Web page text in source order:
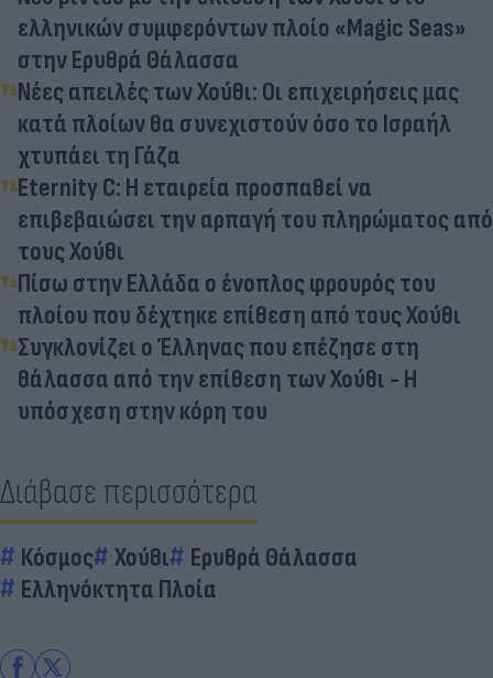
ελληνικών συμφερόντων πλοίο «Magic Seas»
στην Ερυθρά Θάλασσα
Νέες απειλές των Χούθι: Οι επιχειρήσεις μας
κατά πλοίων θα συνεχιστούν όσο το Ισραήλ
χτυπάει τη Γάζα
Eternity C: Η εταιρεία προσπαθεί να
επιβεβαιώσει την αρπαγή του πληρώματος από
τους Χούθι
Πίσω στην Ελλάδα ο ένοπλος φρουρός του
πλοίου που δέχτηκε επίθεση από τους Χούθι
Συγκλονίζει ο Έλληνας που επέζησε στη
θάλασσα από την επίθεση των Χούθι - Η
υπόσχεση στην κόρη του
Διάβασε περισσότερα
Κόσμος Χούθι
Ερυθρά Θάλασσα
Ελληνόκτητα Πλοία